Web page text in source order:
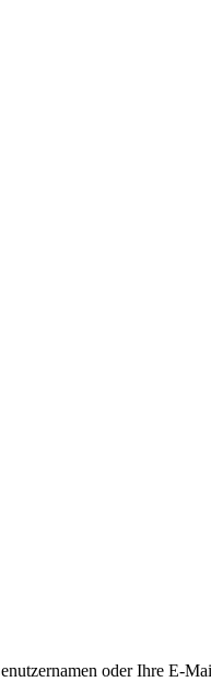
oder Ihre E-